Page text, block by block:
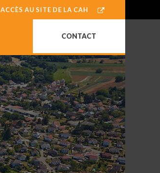
ACCÈS AU SITE DE LA CAH
CONTACT